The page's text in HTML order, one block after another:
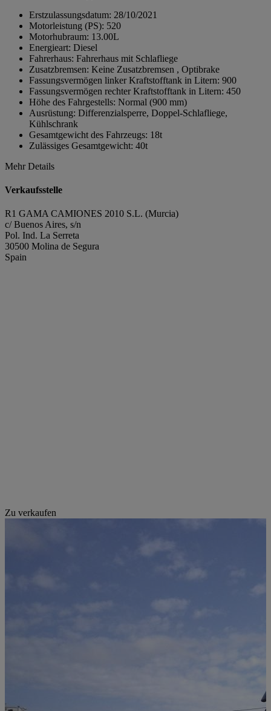
Erstzulassungsdatum: 28/10/2021
Motorleistung (PS): 520
Motorhubraum: 13.00L
Energieart: Diesel
Fahrerhaus: Fahrerhaus mit Schlafliege
Zusatzbremsen: Keine Zusatzbremsen , Optibrake
Fassungsvermögen linker Kraftstofftank in Litern: 900
Fassungsvermögen rechter Kraftstofftank in Litern: 450
Höhe des Fahrgestells: Normal (900 mm)
Ausrüstung: Differenzialsperre, Doppel-Schlafliege,
Kühlschrank
Gesamtgewicht des Fahrzeugs: 18t
Zulässiges Gesamtgewicht: 40t
Mehr Details
Verkaufsstelle
R1 GAMA CAMIONES 2010 S.L. (Murcia)
c/ Buenos Aires, s/n
Pol. Ind. La Serreta
30500 Molina de Segura
Spain
Zu verkaufen